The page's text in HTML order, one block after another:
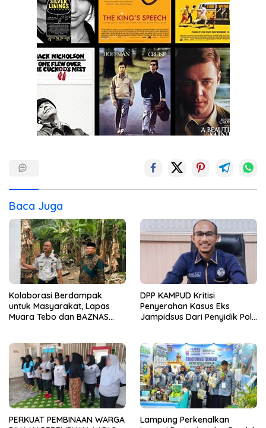
Baca Juga
Kolaborasi Berdampak
untuk Masyarakat, Lapas
Muara Tebo dan BAZNAS
Warga Desa Bedaro
Rampak
DPP KAMPUD Kritisi
Penyerahan Kasus Eks
Jampidsus Dari Penyidik Polri
PERKUAT PEMBINAAN WARGA
Lampung Perkenalkan